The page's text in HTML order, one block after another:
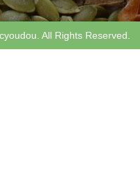
All Rights Reserved.